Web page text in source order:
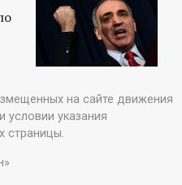
на сайте движения
условии указания
страницы.